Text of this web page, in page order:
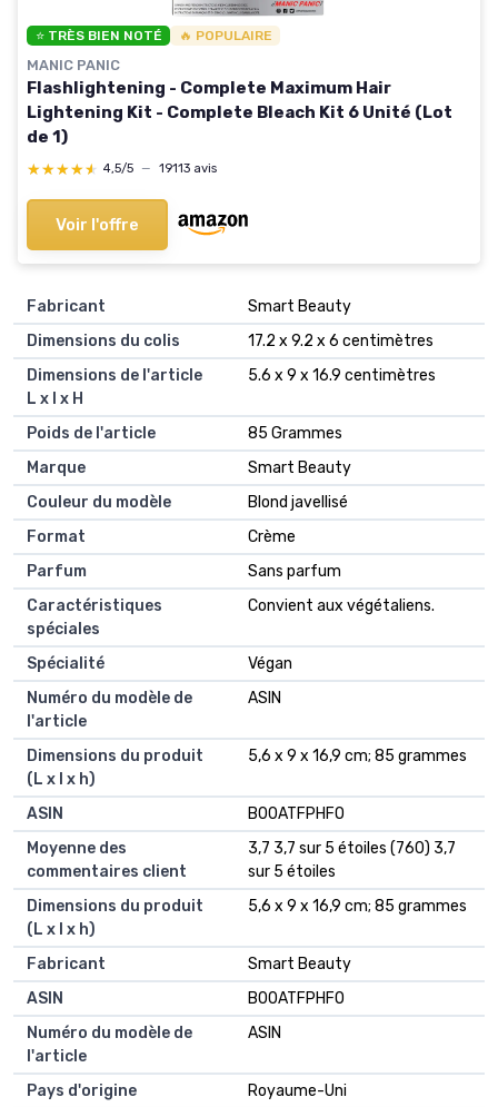
⭐ TRÈS BIEN NOTÉ 🔥 POPULAIRE
MANIC PANIC
Flashlightening - Complete Maximum Hair
Lightening Kit - Complete Bleach Kit 6 Unité (Lot
de 1)
★★★★★
★★★★★ 4,5/5 — 19113 avis
Voir l'offre
Fabricant
‎Smart Beauty
Dimensions du colis
‎17.2 x 9.2 x 6 centimètres
Dimensions de l'article
L x l x H
‎5.6 x 9 x 16.9 centimètres
Poids de l'article
‎85 Grammes
Marque
‎Smart Beauty
Couleur du modèle
‎Blond javellisé
Format
‎Crème
Parfum
‎Sans parfum
Caractéristiques
spéciales
‎Convient aux végétaliens.
Spécialité
‎Végan
Numéro du modèle de
l'article
‎ASIN
Dimensions du produit
(L x l x h)
‎5,6 x 9 x 16,9 cm; 85 grammes
ASIN
‎B00ATFPHFO
Moyenne des
commentaires client
3,7 3,7 sur 5 étoiles (760) 3,7
sur 5 étoiles
Dimensions du produit
(L x l x h)
5,6 x 9 x 16,9 cm; 85 grammes
Fabricant
Smart Beauty
ASIN
B00ATFPHFO
Numéro du modèle de
l'article
ASIN
Pays d'origine
Royaume-Uni